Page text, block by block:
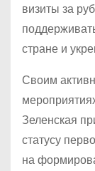
визиты за
стране и
Своим
Зеленская
статусу
на